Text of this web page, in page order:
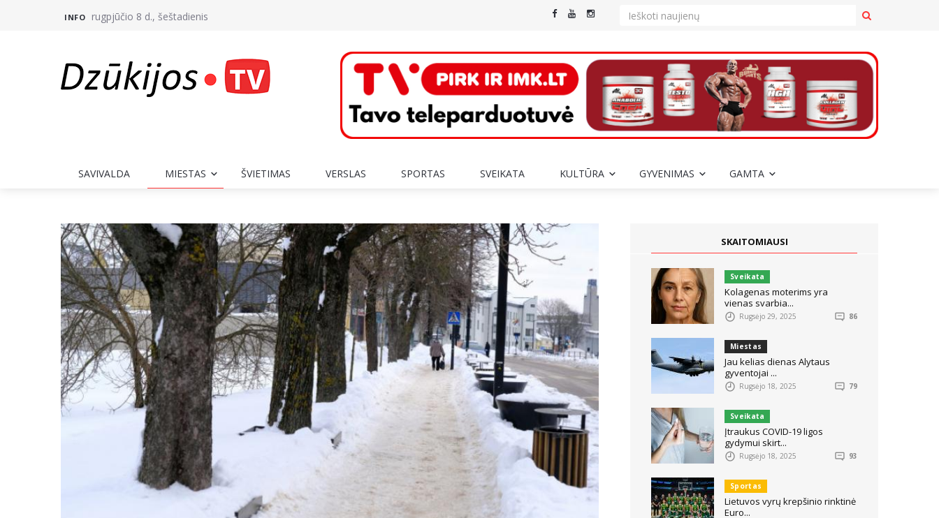
INFO rugpjūčio 8 d., šeštadienis
SAVIVALDA MIESTAS ŠVIETIMAS VERSLAS SPORTAS SVEIKATA KULTŪRA GYVENIMAS GAMTA
SKAITOMIAUSI
Sveikata
Kolagenas moterims yra
vienas svarbia...
Rugsėjo 29, 2025 86
Miestas
Jau kelias dienas Alytaus
gyventojai ...
Rugsėjo 18, 2025 79
Sveikata
Įtraukus COVID-19 ligos
gydymui skirt...
Rugsėjo 18, 2025 93
Sportas
Lietuvos vyrų krepšinio rinktinė
Euro...